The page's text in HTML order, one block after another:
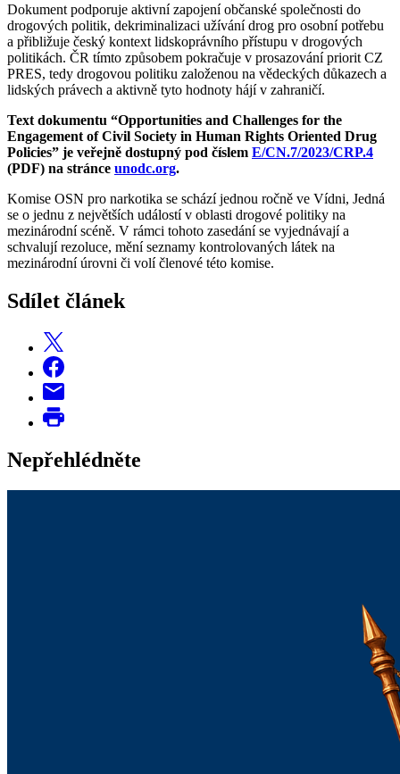
Dokument podporuje aktivní zapojení občanské společnosti do
drogových politik, dekriminalizaci užívání drog pro osobní potřebu
a přibližuje český kontext lidskoprávního přístupu v drogových
politikách. ČR tímto způsobem pokračuje v prosazování priorit CZ
PRES, tedy drogovou politiku založenou na vědeckých důkazech a
lidských právech a aktivně tyto hodnoty hájí v zahraničí.
Text dokumentu “Opportunities and Challenges for the
Engagement of Civil Society in Human Rights Oriented Drug
Policies” je veřejně dostupný pod číslem E/CN.7/2023/CRP.4
(PDF) na stránce unodc.org.
Komise OSN pro narkotika se schází jednou ročně ve Vídni, Jedná
se o jednu z největších událostí v oblasti drogové politiky na
mezinárodní scéně. V rámci tohoto zasedání se vyjednávají a
schvalují rezoluce, mění seznamy kontrolovaných látek na
mezinárodní úrovni či volí členové této komise.
Sdílet článek
Nepřehlédněte